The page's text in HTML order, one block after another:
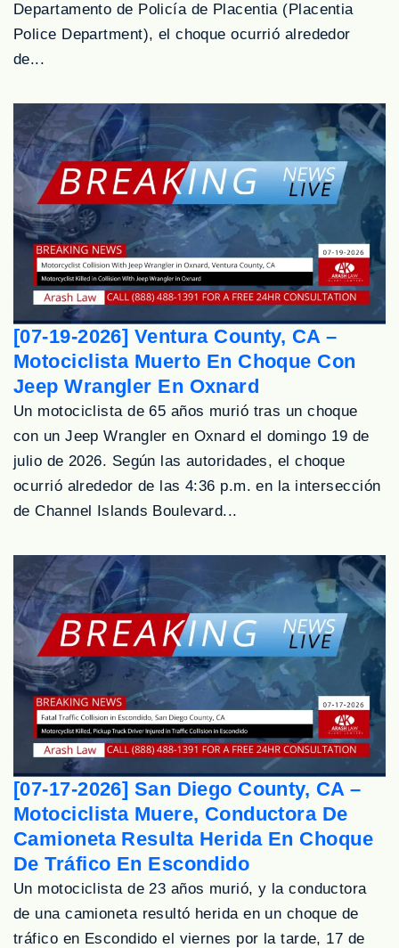
Departamento de Policía de Placentia (Placentia
Police Department), el choque ocurrió alrededor
de...
[07-19-2026] Ventura County, CA –
Motociclista Muerto En Choque Con
Jeep Wrangler En Oxnard
Un motociclista de 65 años murió tras un choque
con un Jeep Wrangler en Oxnard el domingo 19 de
julio de 2026. Según las autoridades, el choque
ocurrió alrededor de las 4:36 p.m. en la intersección
de Channel Islands Boulevard...
[07-17-2026] San Diego County, CA –
Motociclista Muere, Conductora De
Camioneta Resulta Herida En Choque
De Tráfico En Escondido
Un motociclista de 23 años murió, y la conductora
de una camioneta resultó herida en un choque de
tráfico en Escondido el viernes por la tarde, 17 de